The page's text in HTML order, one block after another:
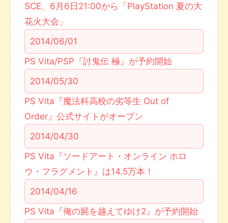
SCE、6月6日21:00から「PlayStation 夏の大
花火大会」
2014/06/01
PS Vita/PSP『討鬼伝 極』が予約開始
2014/05/30
PS Vita『魔法科高校の劣等生 Out of
Order』公式サイトがオープン
2014/04/30
PS Vita『ソードアート・オンライン ホロ
ウ・フラグメント』は14.5万本！
2014/04/16
PS Vita『俺の屍を越えてゆけ2』が予約開始